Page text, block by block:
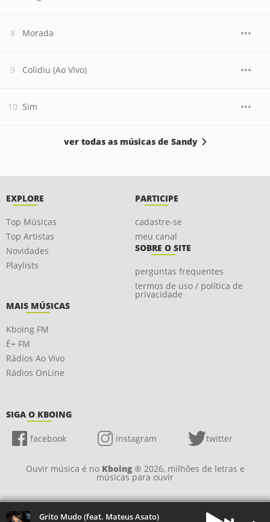
Morada
Colidiu (Ao Vivo)
Sim
ver todas as músicas de Sandy
EXPLORE
Top Músicas
Top Artistas
Novidades
Playlists
PARTICIPE
cadastre-se
meu canal
SOBRE O SITE
perguntas frequentes
termos de uso / política de
privacidade
MAIS MÚSICAS
Kboing FM
É+ FM
Rádios Ao Vivo
Rádios OnLine
SIGA O KBOING
facebook instagram twitter
Ouvir música é no Kboing® 2026, milhões de letras e
músicas para ouvir
Grito Mudo (feat. Mateus Asato)